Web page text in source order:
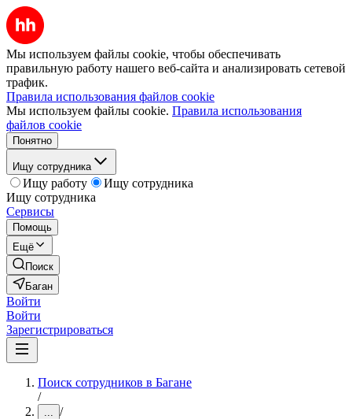
Мы используем файлы cookie, чтобы обеспечивать
правильную работу нашего веб-сайта и анализировать сетевой
трафик.
Правила использования файлов cookie
Мы используем файлы cookie. Правила использования
файлов cookie
Понятно
Ищу сотрудника
Ищу работу
Ищу сотрудника
Ищу сотрудника
Сервисы
Помощь
Ещё
Поиск
Баган
Войти
Войти
Зарегистрироваться
Поиск сотрудников в Багане
/
... /